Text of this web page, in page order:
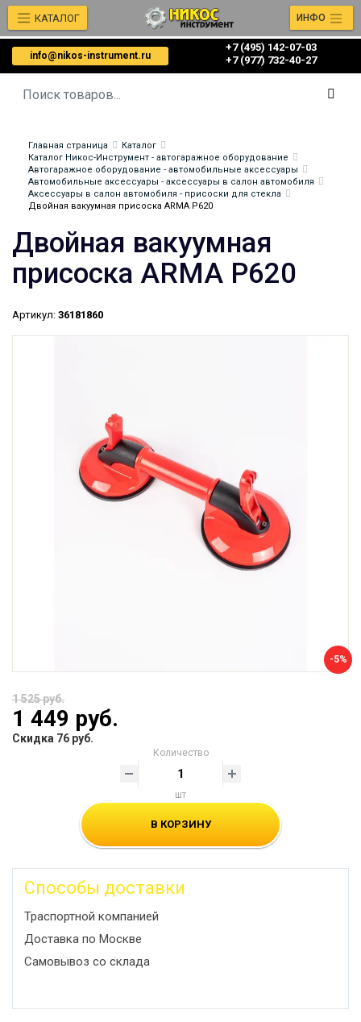
info@nikos-instrument.ru
+7 (495) 142-07-03
‎‎+7 (977) 732-40-27
КАТАЛОГ ИНФО
Главная страница
Каталог
Каталог Никос-Инструмент - автогаражное оборудование
Автогаражное оборудование - автомобильные аксессуары
Автомобильные аксессуары - аксессуары в салон автомобиля
Аксессуары в салон автомобиля - присоски для стекла
Двойная вакуумная присоска ARMA P620
Двойная вакуумная
присоска ARMA P620
Артикул: 36181860
-5%
1 525 руб.
1 449 руб.
Скидка 76 руб.
Количество
шт
В КОРЗИНУ
Способы доставки
Траспортной компанией
Доставка по Москве
Самовывоз со склада